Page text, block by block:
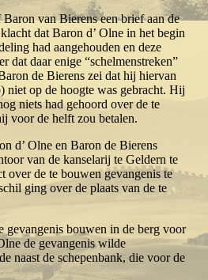
van Bierens een brief aan de
dat Baron d’ Olne in het begin
had aangehouden en deze
dat daar enige “schelmenstreken”
de Bierens zei dat hij hiervan
niet op de hoogte was gebracht. Hij
niets had gehoord over de te
voor de helft zou betalen.
d’ Olne en Baron de Bierens
van de kanselarij te Geldern te
over de te bouwen gevangenis te
ging over de plaats van de te
gevangenis bouwen in de berg voor
de gevangenis wilde
naast de schepenbank, die voor de